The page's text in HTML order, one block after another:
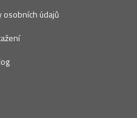
osobních údajů